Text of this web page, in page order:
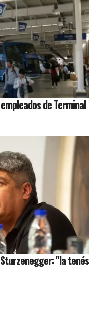
de Terminal
"la tenés